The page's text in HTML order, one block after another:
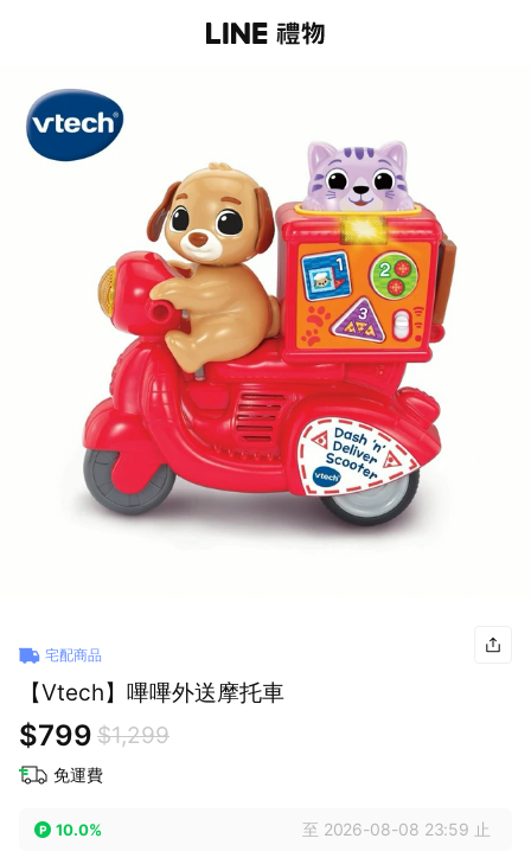
宅配商品
【Vtech】嗶嗶外送摩托車
$799 $1,299
免運費
10.0% 至 2026-08-08 23:59 止